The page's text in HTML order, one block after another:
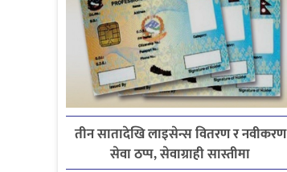
तीन सातादेखि लाइसेन्स वितरण र नवीकरण
सेवा ठप्प, सेवाग्राही सास्तीमा